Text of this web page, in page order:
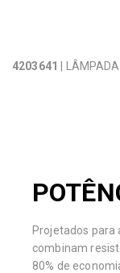
4203641 |
Projetados para
combinam
80% de